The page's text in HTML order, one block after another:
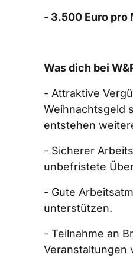
- 3.500 Euro pro
Was dich bei
- Attraktive
Weihnachtsgeld
entstehen
- Sicherer
unbefristete
- Gute
unterstützen.
- Teilnahme an
Veranstaltungen